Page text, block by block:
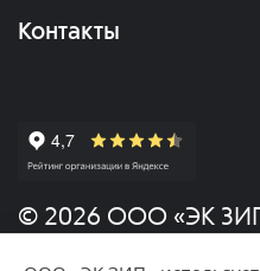
Контакты
© 2026 ООО «ЭК